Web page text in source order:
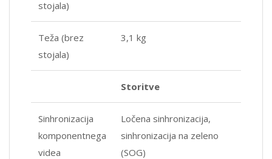
stojala)
Teža (brez
stojala)
3,1 kg
Storitve
Sinhronizacija
komponentnega
videa
Ločena sinhronizacija,
sinhronizacija na zeleno
(SOG)